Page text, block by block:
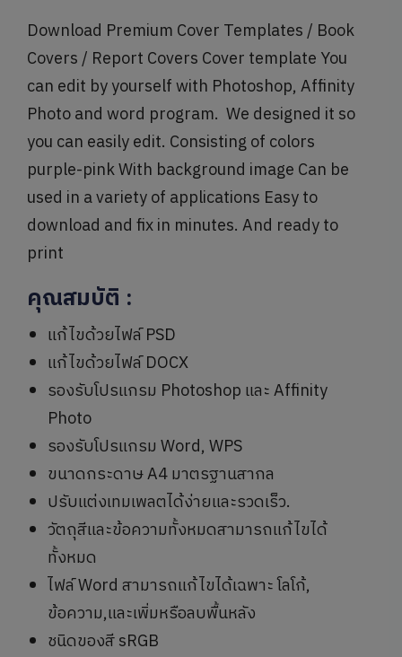
Download Premium Cover Templates / Book
Covers / Report Covers Cover template You
can edit by yourself with Photoshop, Affinity
Photo and word program. We designed it so
you can easily edit. Consisting of colors
purple-pink With background image Can be
used in a variety of applications Easy to
download and fix in minutes. And ready to
print
คุณสมบัติ :
แก้ไขด้วยไฟล์ PSD
แก้ไขด้วยไฟล์ DOCX
รองรับโปรแกรม Photoshop และ Affinity
Photo
รองรับโปรแกรม Word, WPS
ขนาดกระดาษ A4 มาตรฐานสากล
ปรับแต่งเทมเพลตได้ง่ายและรวดเร็ว.
วัตถุสีและข้อความทั้งหมดสามารถแก้ไขได้
ทั้งหมด
ไฟล์ Word สามารถแก้ไขได้เฉพาะ โลโก้,
ข้อความ,และเพิ่มหรือลบพื้นหลัง
ชนิดของสี sRGB